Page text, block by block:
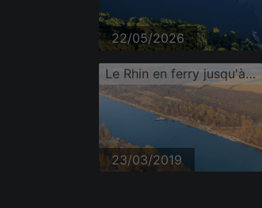
22/05/2026
Le Rhin en ferry jusqu'à Leimersheim
23/03/2019